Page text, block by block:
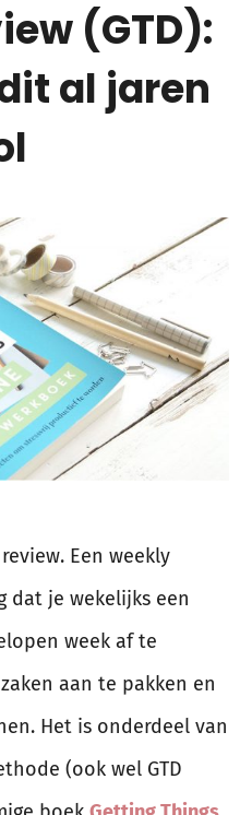
(GTD):
al jaren
Een weekly
dat je wekelijks een
week af te
aan te pakken en
Het is onderdeel van
(ook wel GTD